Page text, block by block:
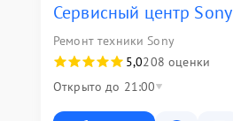
Сервисный центр Sony
Ремонт техники Sony
5,0208 оценки
Открыто до 21:00